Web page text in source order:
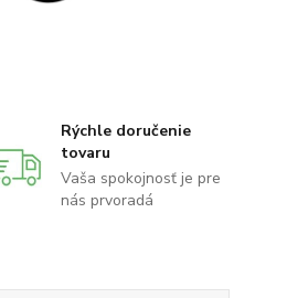
Rýchle doručenie
tovaru
Vaša spokojnosť je pre
nás prvoradá